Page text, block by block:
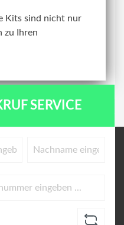
Kits sind nicht nur
zu Ihren
SERVICE